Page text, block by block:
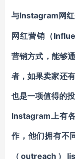
与Instagram网
网红营销（
营销方式，能够
者，如果卖家还
也是一项值得的投
Instagram上有
作，他们拥有不
（outreach）